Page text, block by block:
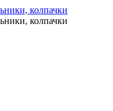
колпачки
колпачки